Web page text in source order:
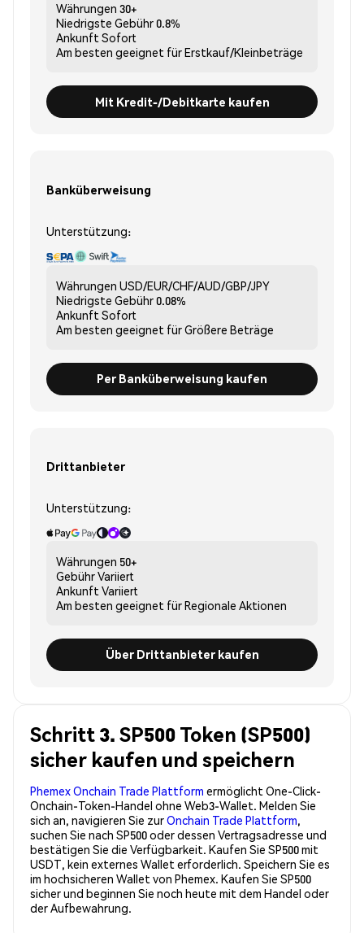
Währungen 30+
Niedrigste Gebühr0.8%
Ankunft Sofort
Am besten geeignet fürErstkauf/Kleinbeträge
Mit Kredit-/Debitkarte kaufen
Banküberweisung
Unterstützung:
Währungen USD/EUR/CHF/AUD/GBP/JPY
Niedrigste Gebühr0.08%
Ankunft Sofort
Am besten geeignet fürGrößere Beträge
Per Banküberweisung kaufen
Drittanbieter
Unterstützung:
Währungen 50+
GebührVariiert
Ankunft Variiert
Am besten geeignet fürRegionale Aktionen
Über Drittanbieter kaufen
Schritt 3. SP500 Token (SP500)
sicher kaufen und speichern
Phemex Onchain Trade Plattform ermöglicht One-Click-
Onchain-Token-Handel ohne Web3-Wallet. Melden Sie
sich an, navigieren Sie zurOnchain Trade Plattform,
suchen Sie nach SP500 oder dessen Vertragsadresse und
bestätigen Sie die Verfügbarkeit. Kaufen Sie SP500 mit
USDT, kein externes Wallet erforderlich. Speichern Sie es
im hochsicheren Wallet von Phemex. Kaufen Sie SP500
sicher und beginnen Sie noch heute mit dem Handel oder
der Aufbewahrung.